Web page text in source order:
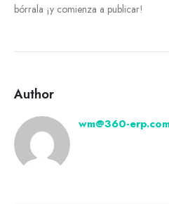
bórrala ¡y comienza a publicar!
Author
wm@360-